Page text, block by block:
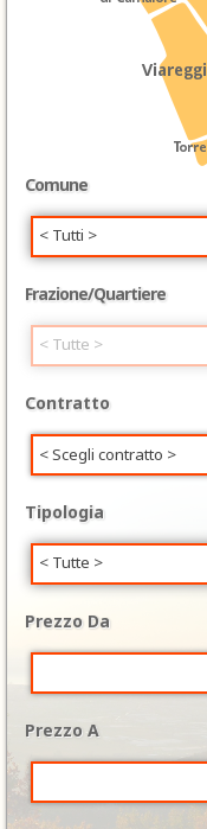
Comune
< Tutti >
Frazione/Quartiere
< Tutte >
Contratto
Tipologia
< Tutte >
Prezzo Da
Prezzo A